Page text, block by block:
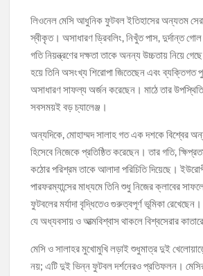
লিওনেল মেসি আধুনিক ফুটবল ইতিহাসের অন্যতম
স্বীকৃত। অসাধারণ ড্রিবলিং, নিখুঁত পাস, দুর্দান্ত
গতি নিয়ন্ত্রণের দক্ষতা তাকে অনন্য উচ্চতায় নিয়ে
হয়ে তিনি অসংখ্য শিরোপা জিতেছেন এবং ব্যক্তিগত
অসাধারণ সাফল্য অর্জন করেছেন। মাঠে তার
সবসময়ই বড় চ্যালেঞ্জ।
অন্যদিকে, মোহাম্মদ সালাহ গত এক দশকে বিশ্বের
হিসেবে নিজেকে প্রতিষ্ঠিত করেছেন। তার গতি,
কঠোর পরিশ্রম তাকে আলাদা পরিচিতি দিয়েছে।
পারফরম্যান্সের মাধ্যমে তিনি শুধু নিজের ক্লাবের
ফুটবলের মর্যাদা বৃদ্ধিতেও গুরুত্বপূর্ণ ভূমিকা
যে অধ্যবসায় ও আত্মবিশ্বাস থাকলে বিশ্বসেরার
মেসি ও সালাহর মুখোমুখি লড়াই শুধুমাত্র দুই
নয়; এটি দুই ভিন্ন ফুটবল দর্শনেরও প্রতিফলন। মেসির